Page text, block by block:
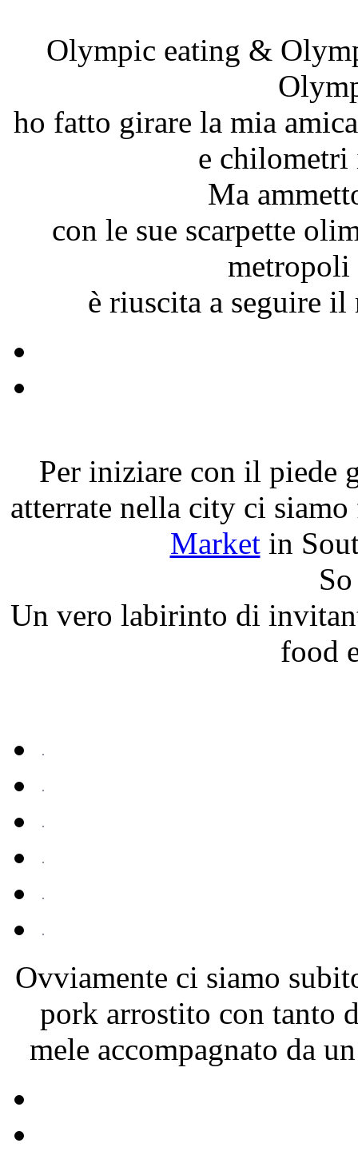
Olympic eating &
ho fatto girare la mia
e chilometri
Ma
con le sue scarpette
metropoli
è riuscita a seguire
Per iniziare con il piede
atterrate nella city ci
Marketin
Un vero labirinto di
food
Ovviamente ci siamo
pork arrostito con tanto
mele accompagnato da